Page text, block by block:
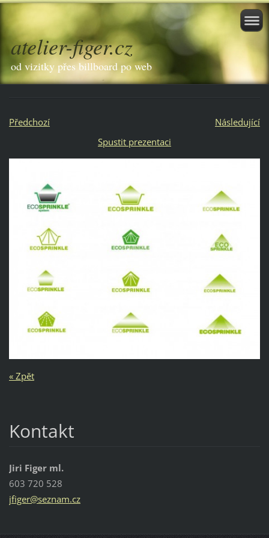
atelier-figer.cz
od vizitky přes billboard po web
Předchozí
Následující
Spustit prezentaci
« Zpět
Kontakt
Jiri Figer ml.
603 720 528
jfiger@seznam.cz